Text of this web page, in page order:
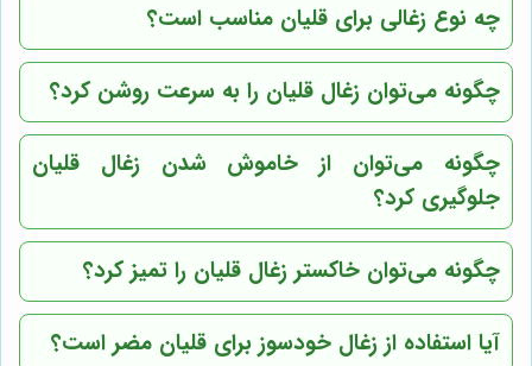
چه نوع زغالی برای قلیان مناسب است؟
چگونه می‌توان زغال قلیان را به سرعت روشن کرد؟
چگونه می‌توان از خاموش شدن زغال قلیان
جلوگیری کرد؟
چگونه می‌توان خاکستر زغال قلیان را تمیز کرد؟
آیا استفاده از زغال خودسوز برای قلیان مضر است؟